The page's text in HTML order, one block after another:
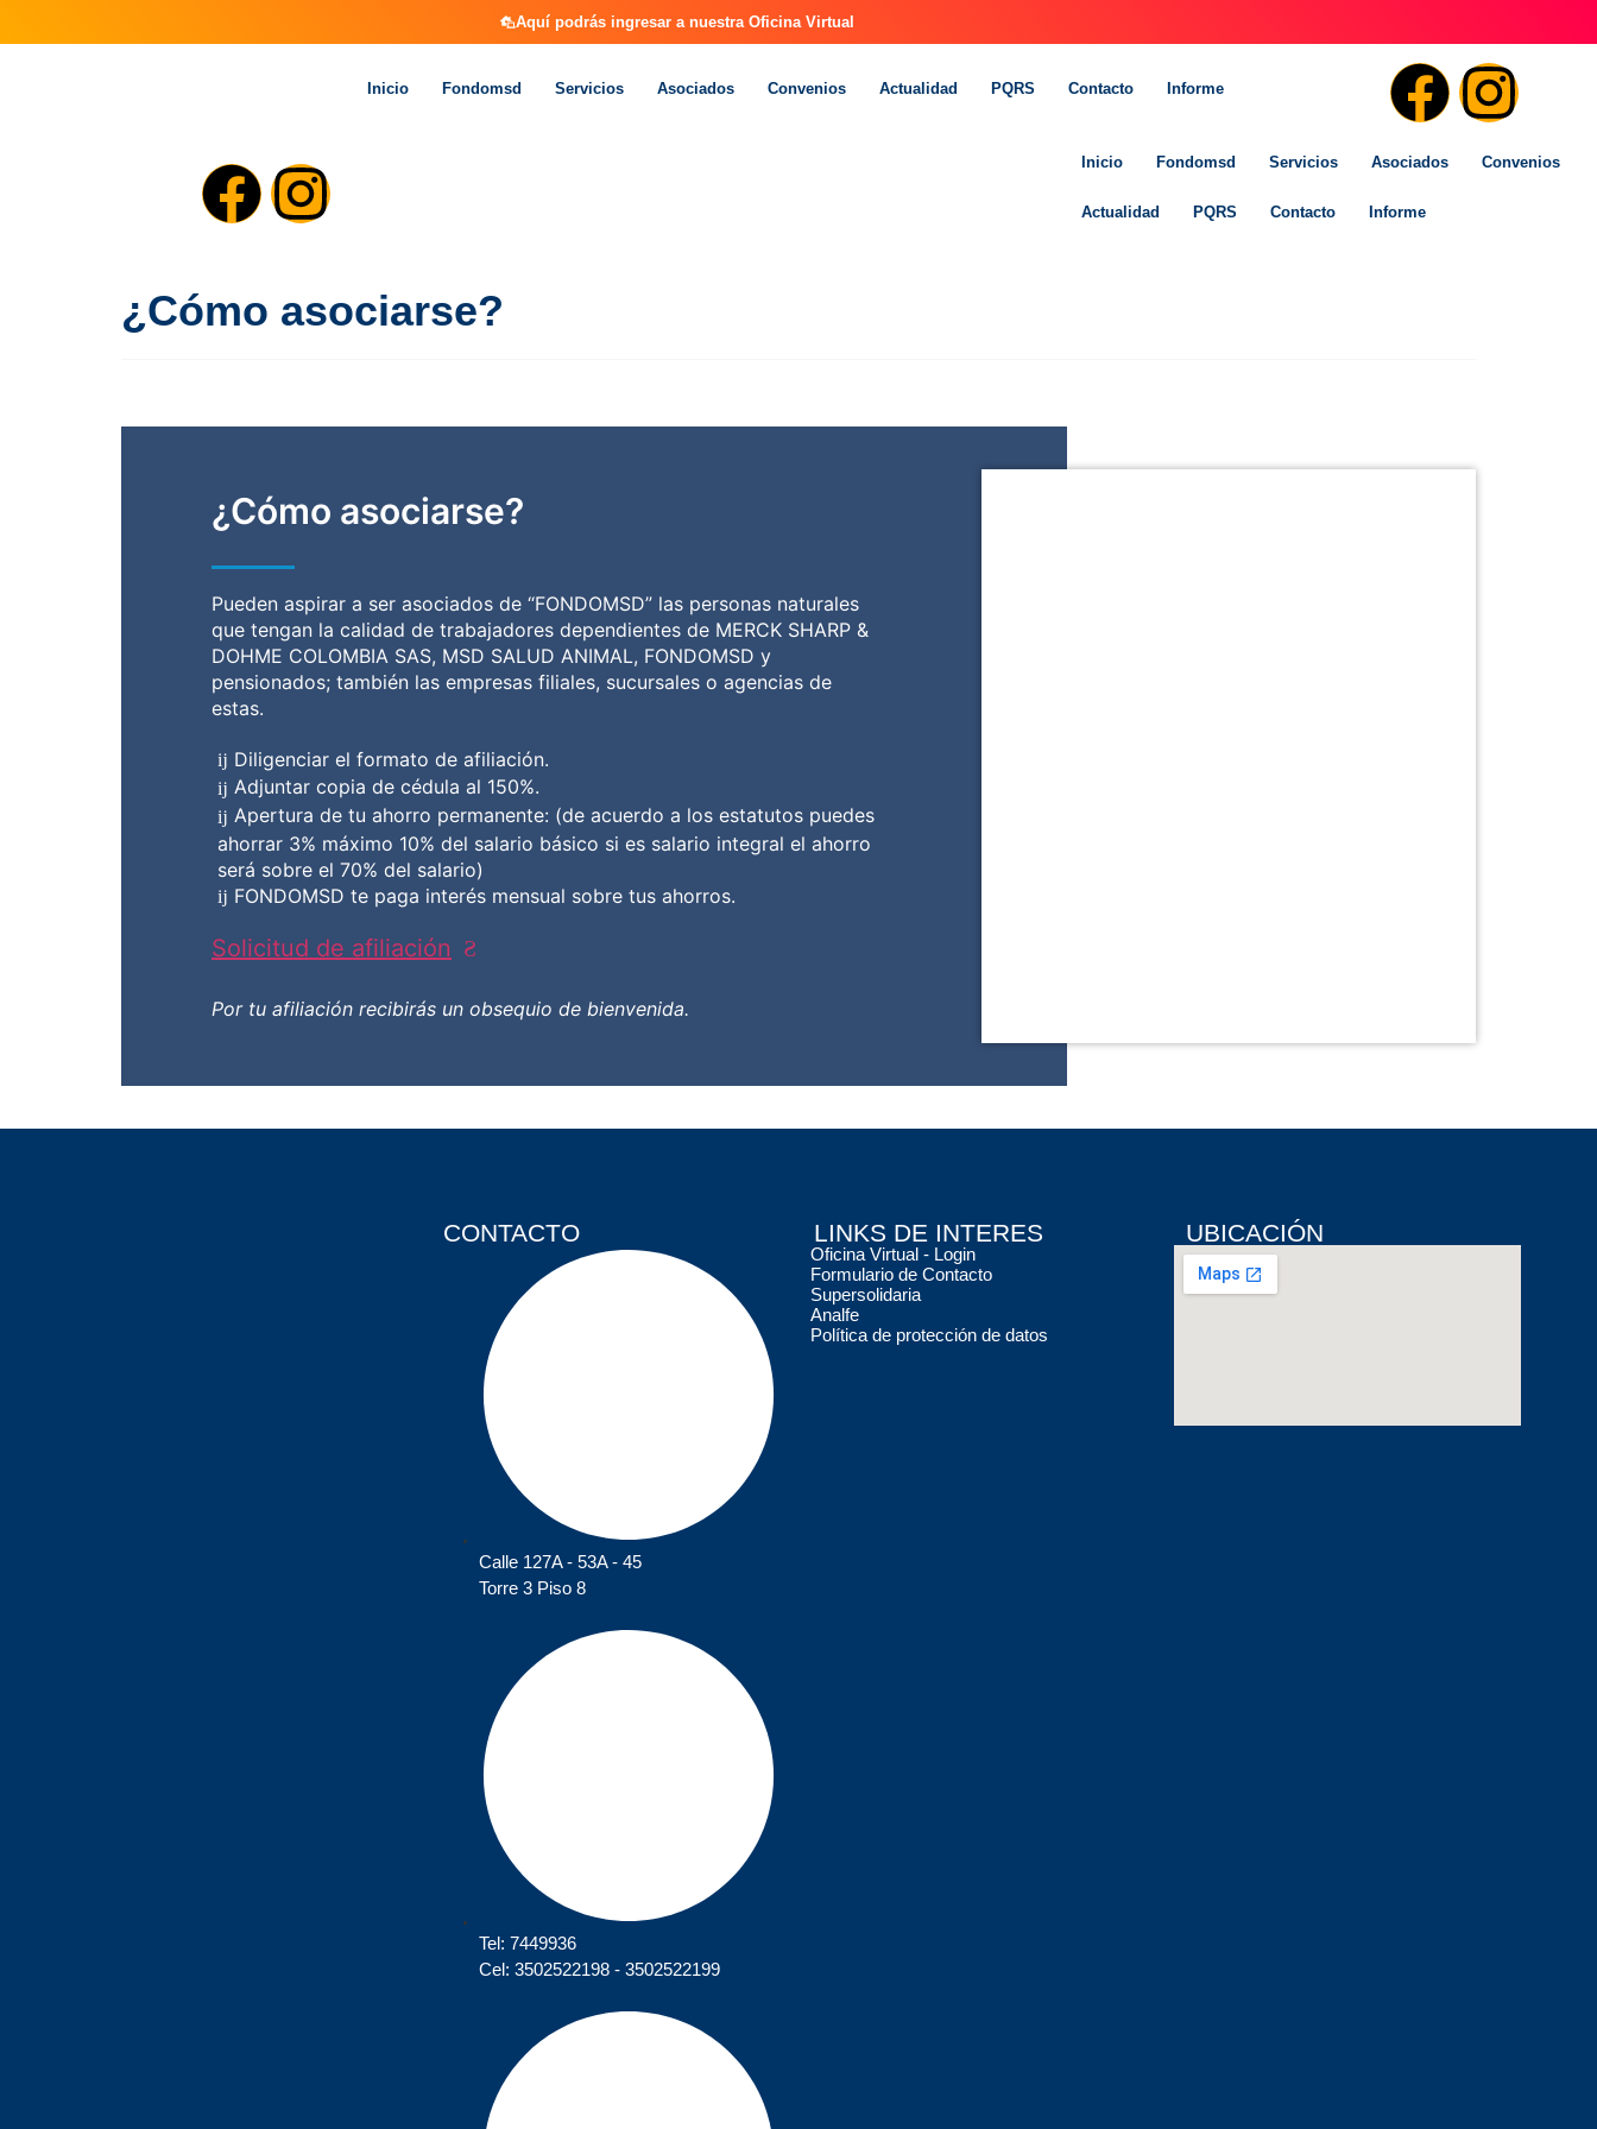
Aquí podrás ingresar a nuestra Oficina Virtual
Inicio Fondomsd Servicios Asociados Convenios Actualidad PQRS Contacto Informe
Inicio Fondomsd Servicios Asociados Convenios
Actualidad PQRS Contacto Informe
¿Cómo asociarse?
¿Cómo asociarse?
Pueden aspirar a ser asociados de “FONDOMSD” las personas naturales
que tengan la calidad de trabajadores dependientes de MERCK SHARP &
DOHME COLOMBIA SAS, MSD SALUD ANIMAL, FONDOMSD y
pensionados; también las empresas filiales, sucursales o agencias de
estas.
Diligenciar el formato de afiliación.
Adjuntar copia de cédula al 150%.
Apertura de tu ahorro permanente: (de acuerdo a los estatutos puedes
ahorrar 3% máximo 10% del salario básico si es salario integral el ahorro
será sobre el 70% del salario)
FONDOMSD te paga interés mensual sobre tus ahorros.
Solicitud de afiliación
Por tu afiliación recibirás un obsequio de bienvenida.
CONTACTO
Calle 127A - 53A - 45
Torre 3 Piso 8
Tel: 7449936
Cel: 3502522198 - 3502522199
LINKS DE INTERES
Oficina Virtual - Login
Formulario de Contacto
Supersolidaria
Analfe
Política de protección de datos
UBICACIÓN